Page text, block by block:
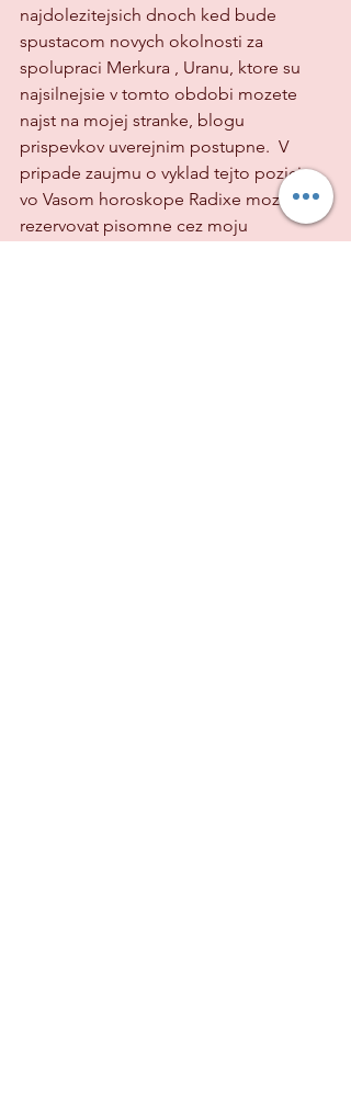
najdolezitejsich dnoch ked bude
spustacom novych okolnosti za
spolupraci Merkura , Uranu, ktore su
najsilnejsie v tomto obdobi mozete
najst na mojej stranke, blogu
prispevkov uverejnim postupne.  V
pripade zaujmu o vyklad tejto pozicie
vo Vasom horoskope Radixe mozete
rezervovat pisomne cez moju